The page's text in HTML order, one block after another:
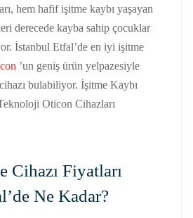
hem hafif işitme kaybı yaşayan
derecede kayba sahip çocuklar
İstanbul Etfal’de en iyi işitme
’un geniş ürün yelpazesiyle
bulabiliyor. İşitme Kaybı
Oticon Cihazları
Cihazı Fiyatları
Ne Kadar?